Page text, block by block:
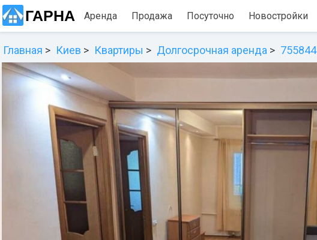
ГАРНА Аренда Продажа Посуточно Новостройки
Главная Киев Квартиры Долгосрочная аренда 755844